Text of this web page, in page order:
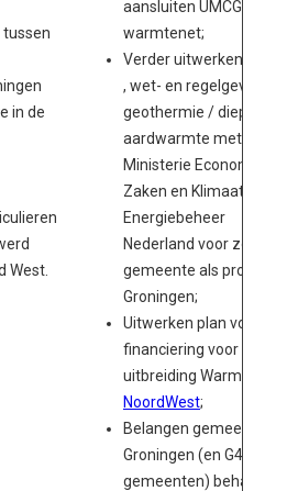
in de
West.
aansluiten UMCG op
warmtenet;
Verder uitwerken
, wet- en regelgeving)
geothermie / diepe
aardwarmte met
Ministerie Economische
Zaken en Klimaat en
Energiebeheer
Nederland voor zowel
gemeente als provincie
Groningen;
Uitwerken plan voor
financiering voor
uitbreiding Warmtenet
NoordWest;
Belangen gemeente
Groningen (en G40
gemeenten)